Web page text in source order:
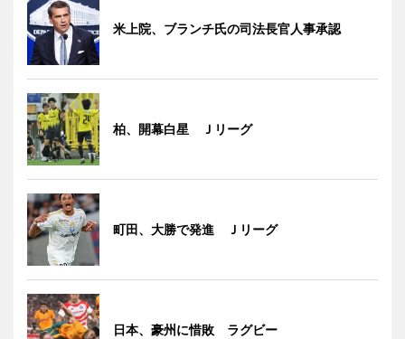
米上院、ブランチ氏の司法長官人事承認
柏、開幕白星 Ｊリーグ
町田、大勝で発進 Ｊリーグ
日本、豪州に惜敗 ラグビー